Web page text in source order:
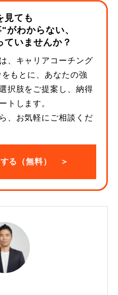
見ても
がわからない、
ていませんか？
、キャリアコーチング
もとに、あなたの強
択肢をご提案し、納得
トします。
、お気軽にご相談くだ
る（無料） ＞